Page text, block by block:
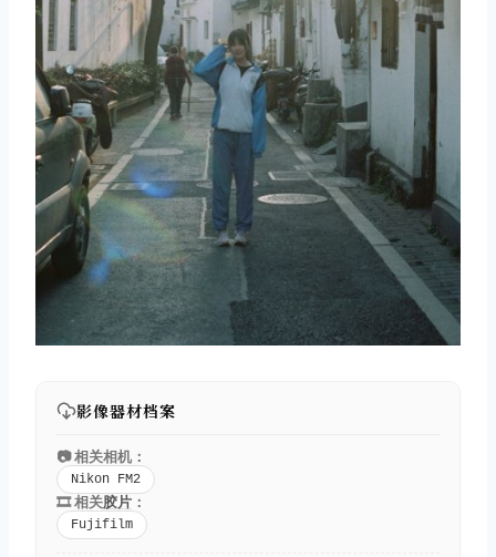
影像器材档案
📷 相关相机：
Nikon FM2
🎞️ 相关胶片 ：
Fujifilm